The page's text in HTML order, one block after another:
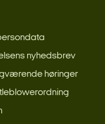
nyhedsbrev
høringer